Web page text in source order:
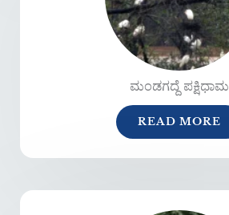
ಮಂಡಗದ್ದೆ ಪಕ್ಷಿಧಾಮ
READ MORE